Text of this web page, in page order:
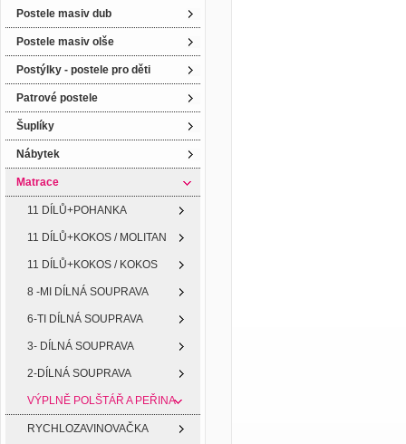
Postele masiv dub
Postele masiv olše
Postýlky - postele pro děti
Patrové postele
Šuplíky
Nábytek
Matrace
11 DÍLŮ+POHANKA
11 DÍLŮ+KOKOS / MOLITAN
11 DÍLŮ+KOKOS / KOKOS
8 -MI DÍLNÁ SOUPRAVA
6-TI DÍLNÁ SOUPRAVA
3- DÍLNÁ SOUPRAVA
2-DÍLNÁ SOUPRAVA
VÝPLNĚ POLŠTÁŘ A PEŘINA
RYCHLOZAVINOVAČKA